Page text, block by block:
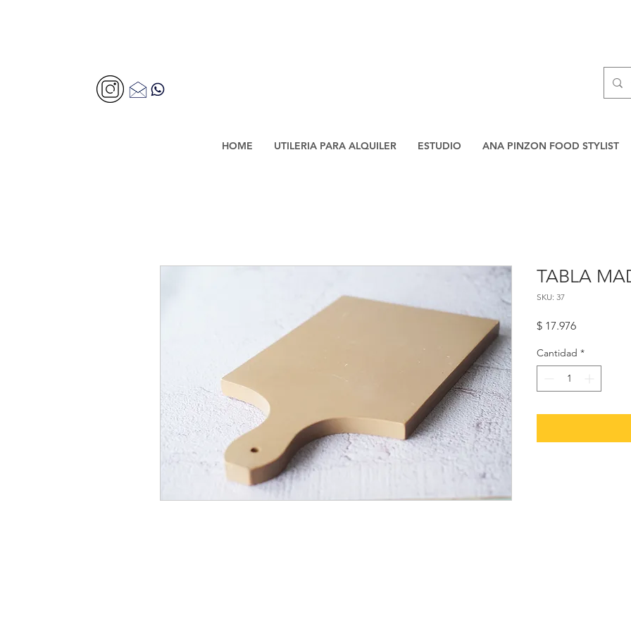
HOME UTILERIA PARA ALQUILER ESTUDIO ANA PINZON FOOD STYLIST
TABLA
SKU: 37
$ 17.976Precio
Cantidad *